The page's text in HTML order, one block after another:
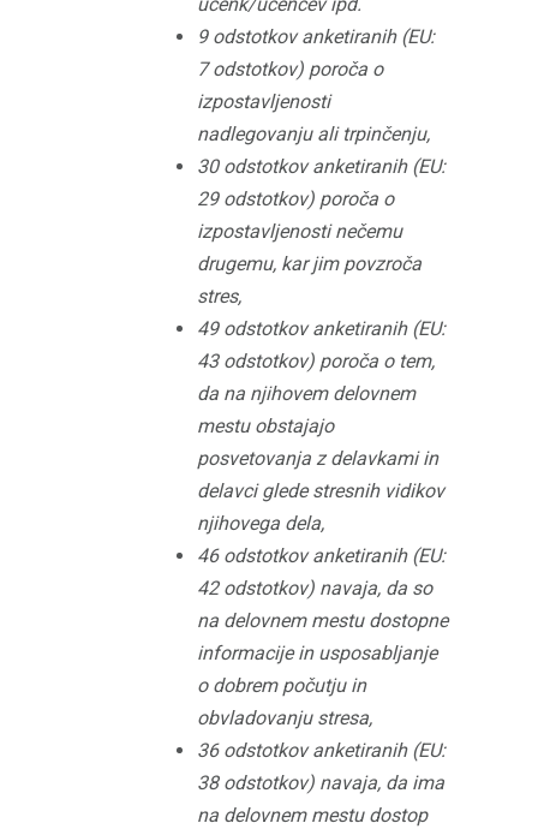
učenk/učencev ipd.
9 odstotkov anketiranih (EU:
7 odstotkov) poroča o
izpostavljenosti
nadlegovanju ali trpinčenju,
30 odstotkov anketiranih (EU:
29 odstotkov) poroča o
izpostavljenosti nečemu
drugemu, kar jim povzroča
stres,
49 odstotkov anketiranih (EU:
43 odstotkov) poroča o tem,
da na njihovem delovnem
mestu obstajajo
posvetovanja z delavkami in
delavci glede stresnih vidikov
njihovega dela,
46 odstotkov anketiranih (EU:
42 odstotkov) navaja, da so
na delovnem mestu dostopne
informacije in usposabljanje
o dobrem počutju in
obvladovanju stresa,
36 odstotkov anketiranih (EU:
38 odstotkov) navaja, da ima
na delovnem mestu dostop